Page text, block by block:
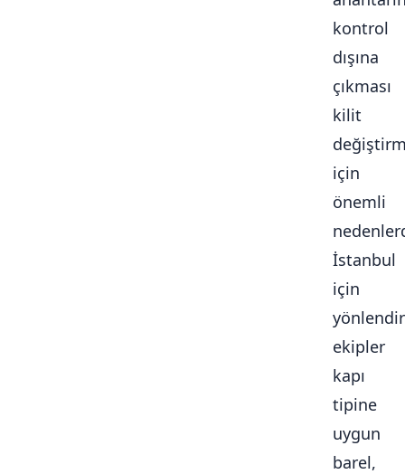
kontrol
dışına
çıkması
kilit
için
önemli
İstanbul
için
ekipler
kapı
tipine
uygun
barel,